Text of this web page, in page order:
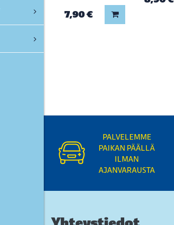
7,90 € Lisää koriin
PALVELEMME
PAIKAN PÄÄLLÄ
ILMAN
AJANVARAUSTA